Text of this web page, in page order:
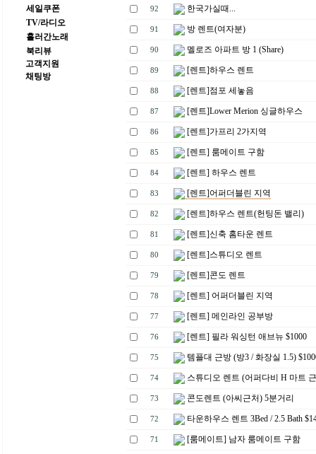
세일쿠폰
TV/라디오
흘러간노래
북리뷰
고객지원
채팅방
92 한국가실때...
91 방 렌트(여자분)
90 멜로즈 아파트 방 1 (Share)
89 [렌트]하우스 렌트
88 [렌트]점포 세놓음
87 [렌트]Lower Merion 싱글하우스
86 [렌트]가프리 2가지역
85 [렌트] 룸메이트 구함
84 [렌트] 하우스 렌트
83 [렌트]어퍼더블린 지역
82 [렌트]하우스 렌트(헌팅돈 밸리)
81 [렌트]신축 홈타운 렌트
80 [렌트]스튜디오 렌트
79 [렌트]콘도 렌트
78 [렌트] 어퍼더블린 지역
77 [렌트] 메인라인 공부방
76 [렌트] 필라 워싱턴 애브뉴 $1000
75 템플대 근방 (방3 / 화장실 1.5)
74 스튜디오 렌트 (어퍼다비 H 마트
73 콘도렌트 (아씨근처) 5분거리
72 타운하우스 렌트 3Bed / 2.5 Bath
71 [룸메이트] 남자 룸메이트 구함